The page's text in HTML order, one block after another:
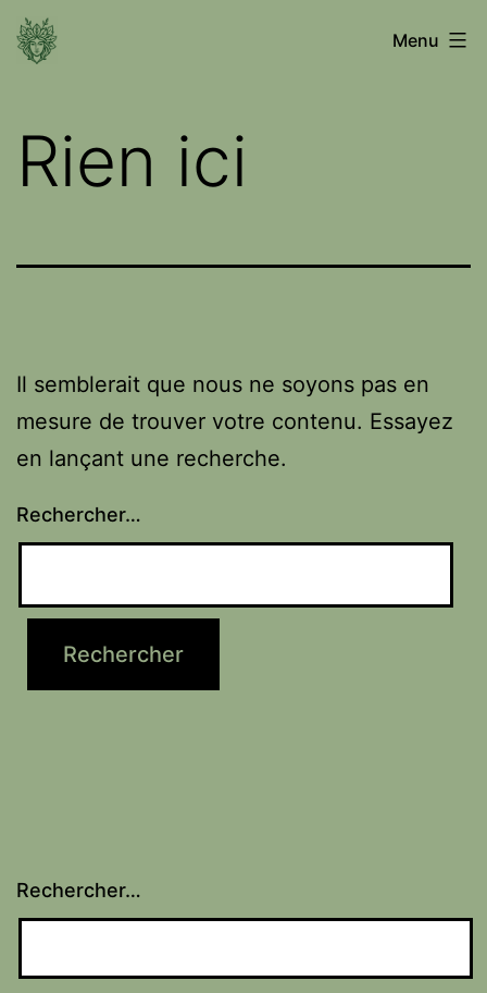
Aller
auVoyage
mondes
Menu
Rien ici
Il semblerait que nous ne soyons pas en
mesure de trouver votre contenu. Essayez
en lançant une recherche.
Rechercher…
Rechercher…